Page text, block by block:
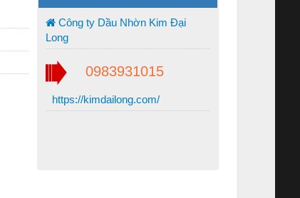
Công ty Dầu Nhờn Kim Đại
Long
0983931015
https://kimdailong.com/